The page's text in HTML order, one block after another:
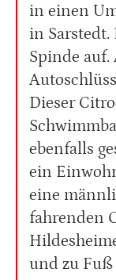
in einen
in Sarstedt.
Spinde
Dieser
ebenfalls
ein
eine
fahrenden
und zu